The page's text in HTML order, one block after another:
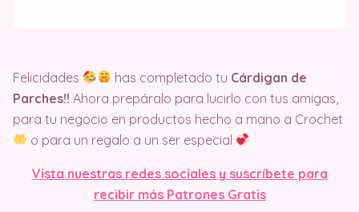
Felicidades has completado tu Cárdigan de
Parches!! Ahora prepáralo para lucirlo con tus amigas,
para tu negocio en productos hecho a mano a Crochet
o para un regalo a un ser especial
Vista nuestras redes sociales y suscríbete para
recibir más Patrones Gratis